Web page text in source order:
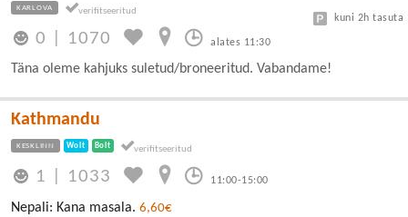
KARLOVA
0 1070 alates 11:30
kuni 2h tasuta
Täna oleme kahjuks suletud/broneeritud. Vabandame!
Kathmandu
KESKLINN Wolt Bolt
1 1033 11:00-15:00
Nepali: Kana masala. 6,60€